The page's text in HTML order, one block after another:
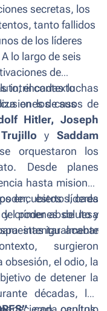
secretas, los
tanto fallidos
de los líderes
lo largo de seis
de
el contexto
de sus
intrincadas luchas
en los casos de
Hitler, Joseph
y Saddam
orquestaron los
Desde planes
hasta misiones
encubiertos, cada
poder absoluto y
intentar acabar
estos líderes
crímenes de lesa
igualmente
surgieron
obsesión, el odio, la
de detener la
décadas, los